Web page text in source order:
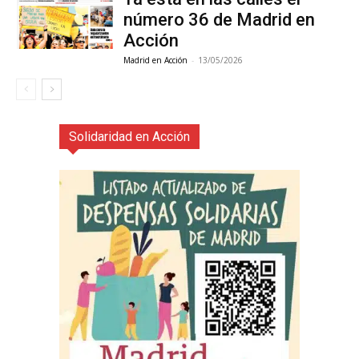
número 36 de Madrid en
Acción
Madrid en Acción - 13/05/2026
Solidaridad en Acción